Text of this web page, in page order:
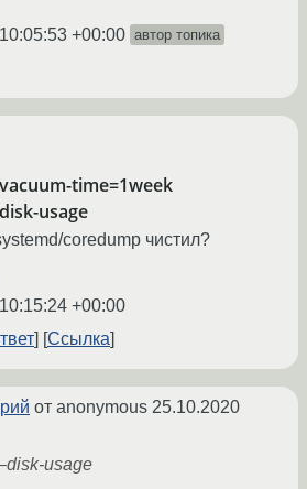
+00:00 автор топика
time=1week
usage
coredump чистил?
+00:00
Ссылка
от anonymous 25.10.2020
usage